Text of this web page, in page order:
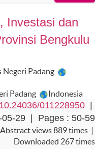
Investasi dan
Bengkulu
Negeri Padang
Padang Indonesia
10.24036/011228950 |
05-29 | Pages : 50-59
views 889 times |
Downloaded 267 times